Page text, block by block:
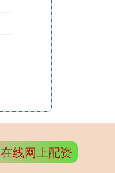
在线网上配资